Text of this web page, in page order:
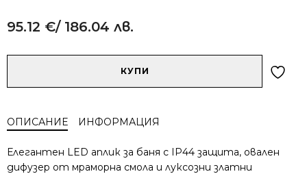
95.12 €/ 186.04 лв.
Opaline
11138GO
IP44
КУПИ
ОПИСАНИЕ ИНФОРМАЦИЯ
Елегантен LED аплик за баня с IP44 защита, овален
дифузер от мраморна смола и луксозни златни